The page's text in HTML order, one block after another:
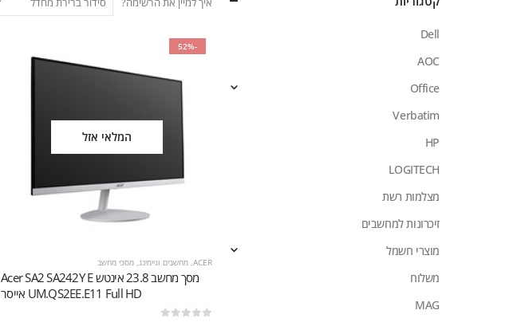
-52%
המלאי אזל
ACER
, מחשבים וגיימינג, מסכי מחשב
מסך מחשב ‏23.8 ‏אינטש Acer SA2 SA242Y E
UM.QS2EE.E11 Full HD אייסר
Dell
AOC
Office
Verbatim
HP
LOGITECH
מצלמות רשת
זיכרונות למחשבים
מוצרי חשמל
משלוח
MAG